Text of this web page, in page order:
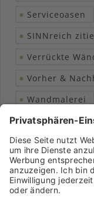
Serviceoasen
SINNreich
Verrückte
Vorher &
Wandmalerei